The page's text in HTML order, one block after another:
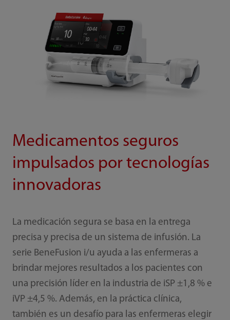
Medicamentos seguros
impulsados por tecnologías
innovadoras
La medicación segura se basa en la entrega
precisa y precisa de un sistema de infusión. La
serie BeneFusion i/u ayuda a las enfermeras a
brindar mejores resultados a los pacientes con
una precisión líder en la industria de iSP ±1,8 % e
iVP ±4,5 %. Además, en la práctica clínica,
también es un desafío para las enfermeras elegir